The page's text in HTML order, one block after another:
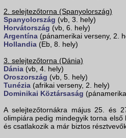
2. selejtezőtorna (Spanyolország)
Spanyolország (vb, 3. hely)
Horvátország (vb, 6. hely)
Argentína (pánamerikai verseny, 2.
Hollandia (Eb, 8. hely)
3. selejtezőtorna (Dánia)
Dánia (vb, 4. hely)
Oroszország (vb, 5. hely)
Tunézia (afrikai verseny, 2. hely)
Dominikai Köztársaság
A selejtezőtornákra május 25. és
olimpiára pedig mindegyik torna
és csatlakozik a már biztos